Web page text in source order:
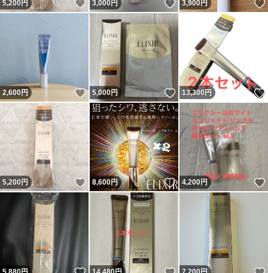
5,200円 いいね！
3,000円 いいね！
3,900円
2,600円 いいね！
5,000円 いいね！
13,300 円
5,200円 いいね！
8,600円 いいね！
4,200円